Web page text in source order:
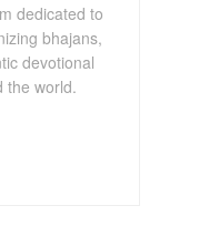
dedicated to
bhajans,
devotional
the world.